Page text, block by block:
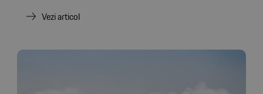
Vezi articol